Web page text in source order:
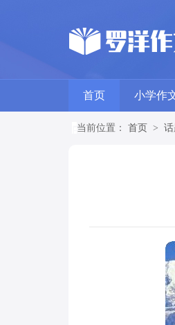
首页 小学作
当前位置： 首页 >